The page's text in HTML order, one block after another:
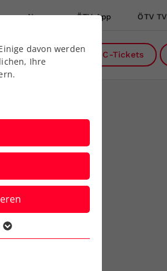
News ÖTV App ÖTV TV
Kreise DC-Tickets
davon werden
Ihre
der
die Webseite